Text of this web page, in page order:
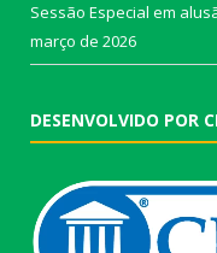
Sessão Especial em
março de 2026
DESENVOLVIDO POR